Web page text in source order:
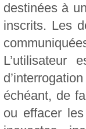
destinées à
inscrits. Les
L’utilisateur
échéant, de
ou effacer